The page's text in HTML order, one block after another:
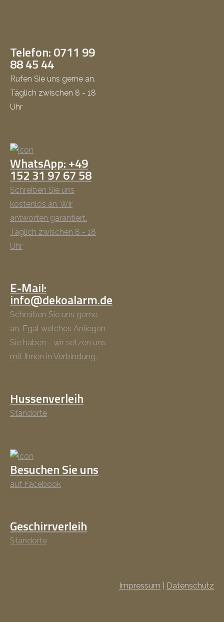
Telefon: 0711 99
88 45 44
Rufen Sie uns gerne an.
Täglich zwischen 8 - 18
Uhr
WhatsApp: +49
152 31 97 67 58
Schreiben Sie uns
kostenlos an. Wir
antworten garantiert.
Täglich zwischen 8 - 18
Uhr
E-Mail:
info@dekoalarm.de
Schreiben Sie uns gerne
an. Egal welches Anliegen
Sie haben - wir setzen uns
mit Ihnen in Verbindung.
Hussenverleih
Standorte
Besuchen Sie uns
auf Facebook
Geschirrverleih
Standorte
Impressum Datenschutz